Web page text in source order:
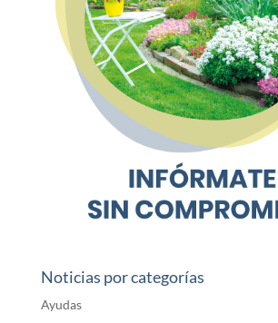
Noticias por categorías
Ayudas